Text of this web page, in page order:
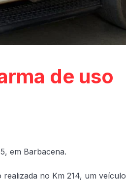
de uso
em Barbacena.
no Km 214, um veículo